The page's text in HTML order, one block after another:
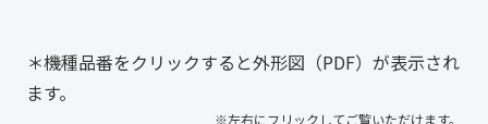
＊機種品番をクリックすると外形図（PDF）が表示され
ます。